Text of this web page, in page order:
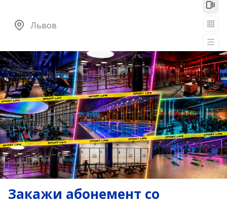
Львов
Закажи абонемент со